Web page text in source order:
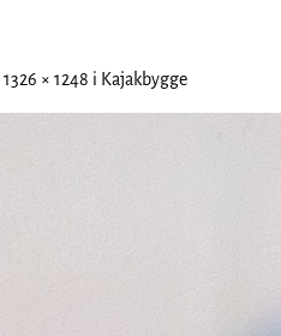
1326 × 1248 i Kajakbygge